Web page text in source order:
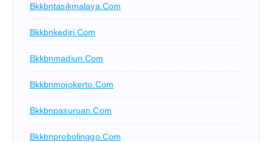
Bkkbntasikmalaya.com
Bkkbnkediri.com
Bkkbnmadiun.com
Bkkbnmojokerto.com
Bkkbnpasuruan.com
Bkkbnprobolinggo.com